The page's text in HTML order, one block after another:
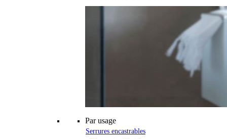
Par usage
Serrures encastrables